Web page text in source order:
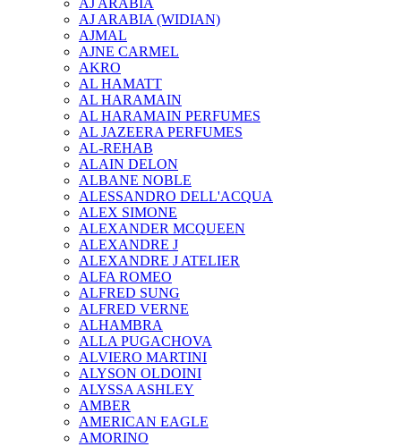
AJ ARABIA
AJ ARABIA (WIDIAN)
AJMAL
AJNE CARMEL
AKRO
AL HAMATT
AL HARAMAIN
AL HARAMAIN PERFUMES
AL JAZEERA PERFUMES
AL-REHAB
ALAIN DELON
ALBANE NOBLE
ALESSANDRO DELL'ACQUA
ALEX SIMONE
ALEXANDER MCQUEEN
ALEXANDRE J
ALEXANDRE J ATELIER
ALFA ROMEO
ALFRED SUNG
ALFRED VERNE
ALHAMBRA
ALLA PUGACHOVA
ALVIERO MARTINI
ALYSON OLDOINI
ALYSSA ASHLEY
AMBER
AMERICAN EAGLE
AMORINO